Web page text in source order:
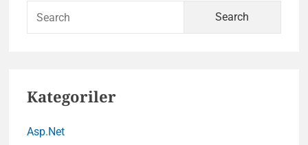
Kategoriler
Asp.Net